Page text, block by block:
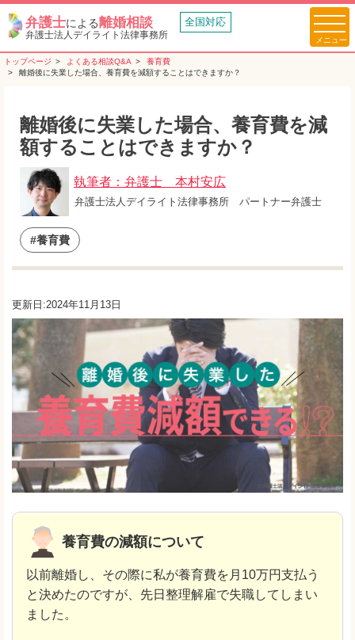
弁護士による離婚相談
弁護士法人デイライト法律事務所
全国対応
トップページ よくある相談Q&A
養育費
離婚後に失業した場合、養育費を減額することはできますか？
離婚後に失業した場合、養育費を減
額することはできますか？
執筆者：弁護士 本村安広
弁護士法人デイライト法律事務所 パートナー弁護士
#養育費
更新日:2024年11月13日
養育費の減額について
以前離婚し、その際に私が養育費を月10万円支払う
と決めたのですが、先日整理解雇で失職してしまい
ました。